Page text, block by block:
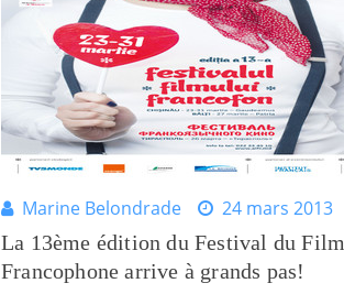
Marine Belondrade
24 mars 2013
La 13ème édition du Festival du Film
Francophone arrive à grands pas!